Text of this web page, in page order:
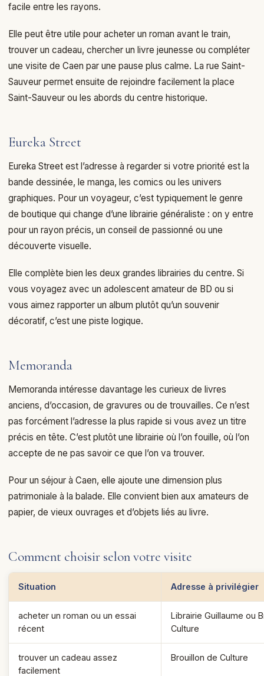
facile entre les rayons.
Elle peut être utile pour acheter un roman avant le train,
trouver un cadeau, chercher un livre jeunesse ou compléter
une visite de Caen par une pause plus calme. La rue Saint-
Sauveur permet ensuite de rejoindre facilement la place
Saint-Sauveur ou les abords du centre historique.
Eureka Street
Eureka Street est l’adresse à regarder si votre priorité est la
bande dessinée, le manga, les comics ou les univers
graphiques. Pour un voyageur, c’est typiquement le genre
de boutique qui change d’une librairie généraliste : on y entre
pour un rayon précis, un conseil de passionné ou une
découverte visuelle.
Elle complète bien les deux grandes librairies du centre. Si
vous voyagez avec un adolescent amateur de BD ou si
vous aimez rapporter un album plutôt qu’un souvenir
décoratif, c’est une piste logique.
Memoranda
Memoranda intéresse davantage les curieux de livres
anciens, d’occasion, de gravures ou de trouvailles. Ce n’est
pas forcément l’adresse la plus rapide si vous avez un titre
précis en tête. C’est plutôt une librairie où l’on fouille, où l’on
accepte de ne pas savoir ce que l’on va trouver.
Pour un séjour à Caen, elle ajoute une dimension plus
patrimoniale à la balade. Elle convient bien aux amateurs de
papier, de vieux ouvrages et d’objets liés au livre.
Comment choisir selon votre visite
Situation Adresse à privilégier
acheter un roman ou un essai
récent
Librairie Guillaume ou
Culture
trouver un cadeau assez
facilement
Brouillon de Culture